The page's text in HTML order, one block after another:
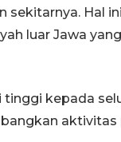
sekitarnya. Hal
luar Jawa
kepada
aktivitas